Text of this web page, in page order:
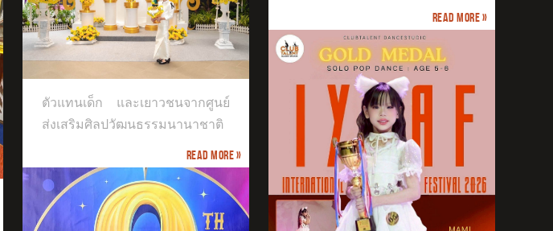
ตัวแทนเด็ก และเยาวชนจากศูนย์
ส่งเสริมศิลปวัฒนธรรมนานาชาติ
Read more »
Read more »